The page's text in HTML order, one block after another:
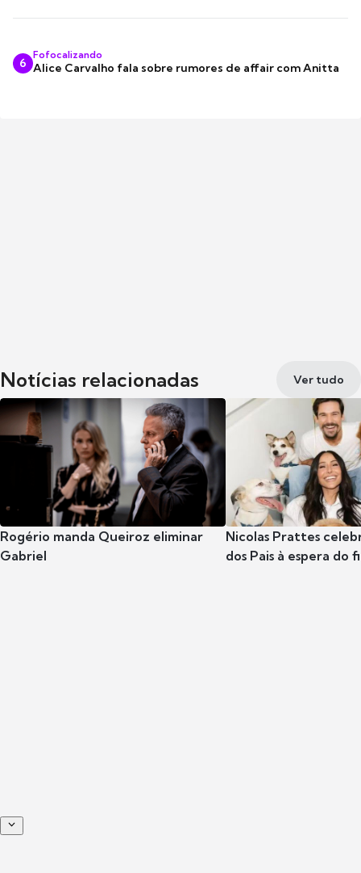
6
Fofocalizando
Alice Carvalho fala sobre rumores de affair com Anitta
Notícias relacionadas Ver tudo
Rogério manda Queiroz eliminar
Gabriel
Nicolas Prattes
dos Pais à espera do